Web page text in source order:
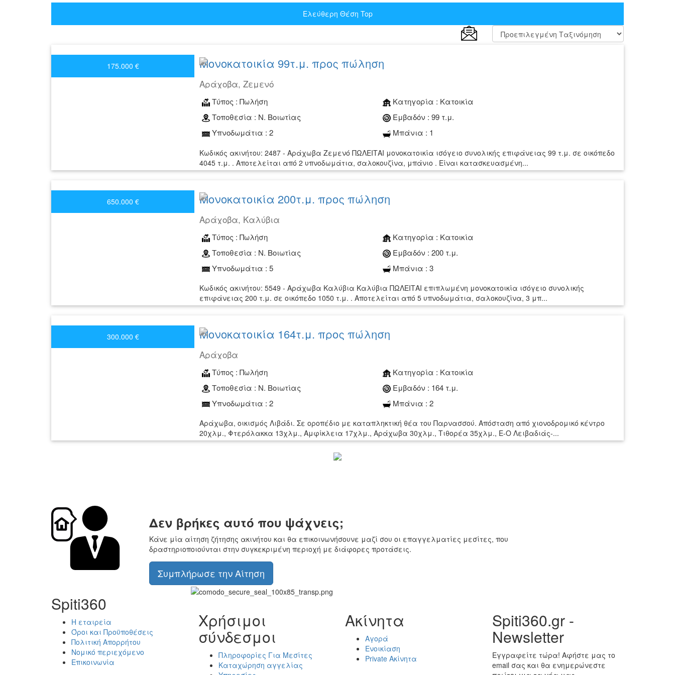
Ελεύθερη Θέση Top
175.000 € Μονοκατοικία 99τ.μ. προς πώληση
Αράχοβα, Ζεμενό
Τύπος : Πωλήση Κατηγορία : Κατοικία
Τοποθεσία : Ν. Βοιωτίας Εμβαδόν : 99 τ.μ.
Υπνοδωμάτια : 2 Μπάνια : 1
Κωδικός ακινήτου: 2487 - Αράχωβα Ζεμενό ΠΩΛΕΙΤΑΙ μονοκατοικία ισόγειο συνολικής επιφάνειας 99 τ.μ. σε οικόπεδο
4045 τ.μ. . Αποτελείται από 2 υπνοδωμάτια, σαλοκουζίνα, μπάνιο . Είναι κατασκευασμένη...
650.000 € Μονοκατοικία 200τ.μ. προς πώληση
Αράχοβα, Καλύβια
Τύπος : Πωλήση Κατηγορία : Κατοικία
Τοποθεσία : Ν. Βοιωτίας Εμβαδόν : 200 τ.μ.
Υπνοδωμάτια : 5 Μπάνια : 3
Κωδικός ακινήτου: 5549 - Αράχωβα Καλύβια Καλύβια ΠΩΛΕΙΤΑΙ επιπλωμένη μονοκατοικία ισόγειο συνολικής
επιφάνειας 200 τ.μ. σε οικόπεδο 1050 τ.μ. . Αποτελείται από 5 υπνοδωμάτια, σαλοκουζίνα, 3 μπ...
300.000 € Μονοκατοικία 164τ.μ. προς πώληση
Αράχοβα
Τύπος : Πωλήση Κατηγορία : Κατοικία
Τοποθεσία : Ν. Βοιωτίας Εμβαδόν : 164 τ.μ.
Υπνοδωμάτια : 2 Μπάνια : 2
Αράχωβα, οικισμός Λιβάδι. Σε οροπέδιο με καταπληκτική θέα του Παρνασσού. Απόσταση από χιονοδρομικό κέντρο
20χλμ., Φτερόλακκα 13χλμ., Αμφίκλεια 17χλμ., Αράχωβα 30χλμ., Τιθορέα 35χλμ., Ε-Ο Λειβαδιάς-...
Δεν βρήκες αυτό που ψάχνεις;
Κάνε μία αίτηση ζήτησης ακινήτου και θα επικοινωνήσουνε μαζί σου οι επαγγελματίες μεσίτες, που
δραστηριοποιούνται στην συγκεκριμένη περιοχή με διάφορες προτάσεις.
Συμπλήρωσε την Αίτηση
Spiti360
Η εταιρεία
Όροι και Προϋποθέσεις
Πολιτική Απορρήτου
Νομικό περιεχόμενο
Επικοινωνία
Χρήσιμοι
σύνδεσμοι
Πληροφορίες Για Μεσίτες
Καταχώρηση αγγελίας
Ακίνητα
Αγορά
Ενοικίαση
Private Ακίνητα
Spiti360.gr -
Newsletter
Εγγραφείτε τώρα! Αφήστε μας το
email σας και θα ενημερώνεστε